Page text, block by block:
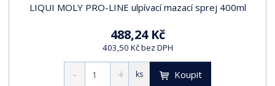
LIQUI MOLY PRO-LINE ulpívací mazací sprej 400ml
488,24 Kč
403,50 Kč bez DPH
ks Koupit